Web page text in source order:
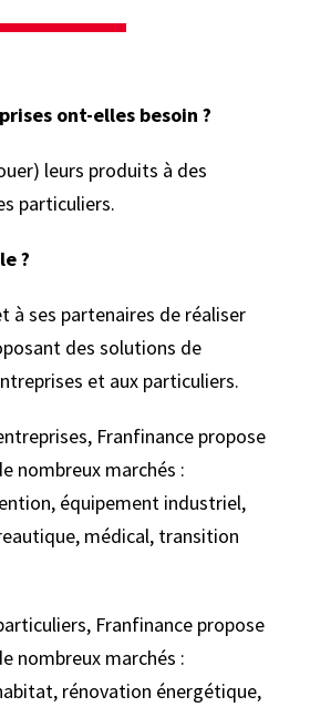
ont-elles besoin ?
leurs produits à des
particuliers.
?
à ses partenaires de réaliser
des solutions de
et aux particuliers.
Franfinance propose
nombreux marchés :
équipement industriel,
médical, transition
Franfinance propose
nombreux marchés :
rénovation énergétique,